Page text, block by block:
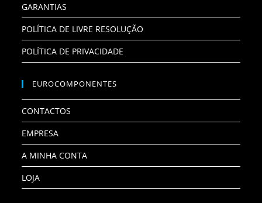
GARANTIAS
POLÍTICA DE LIVRE RESOLUÇÃO
POLÍTICA DE PRIVACIDADE
EUROCOMPONENTES
CONTACTOS
EMPRESA
A MINHA CONTA
LOJA